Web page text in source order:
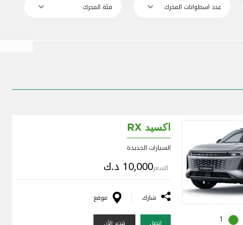
عدد اسطوانات المحرك فئة المحرك
1
اكسيد RX
السيارات الجديدة
السعر10,000 د.ك
شارك موقع